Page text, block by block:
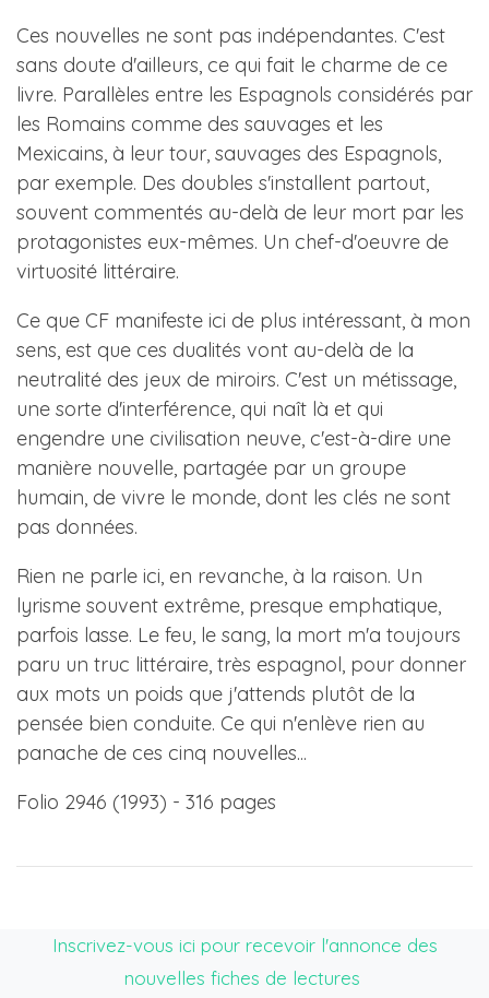
Ces nouvelles ne sont pas indépendantes. C'est
sans doute d'ailleurs, ce qui fait le charme de ce
livre. Parallèles entre les Espagnols considérés par
les Romains comme des sauvages et les
Mexicains, à leur tour, sauvages des Espagnols,
par exemple. Des doubles s'installent partout,
souvent commentés au-delà de leur mort par les
protagonistes eux-mêmes. Un chef-d'oeuvre de
virtuosité littéraire.
Ce que CF manifeste ici de plus intéressant, à mon
sens, est que ces dualités vont au-delà de la
neutralité des jeux de miroirs. C'est un métissage,
une sorte d'interférence, qui naît là et qui
engendre une civilisation neuve, c'est-à-dire une
manière nouvelle, partagée par un groupe
humain, de vivre le monde, dont les clés ne sont
pas données.
Rien ne parle ici, en revanche, à la raison. Un
lyrisme souvent extrême, presque emphatique,
parfois lasse. Le feu, le sang, la mort m'a toujours
paru un truc littéraire, très espagnol, pour donner
aux mots un poids que j'attends plutôt de la
pensée bien conduite. Ce qui n'enlève rien au
panache de ces cinq nouvelles...
Folio 2946 (1993) - 316 pages
Inscrivez-vous ici pour recevoir l'annonce des
nouvelles fiches de lectures